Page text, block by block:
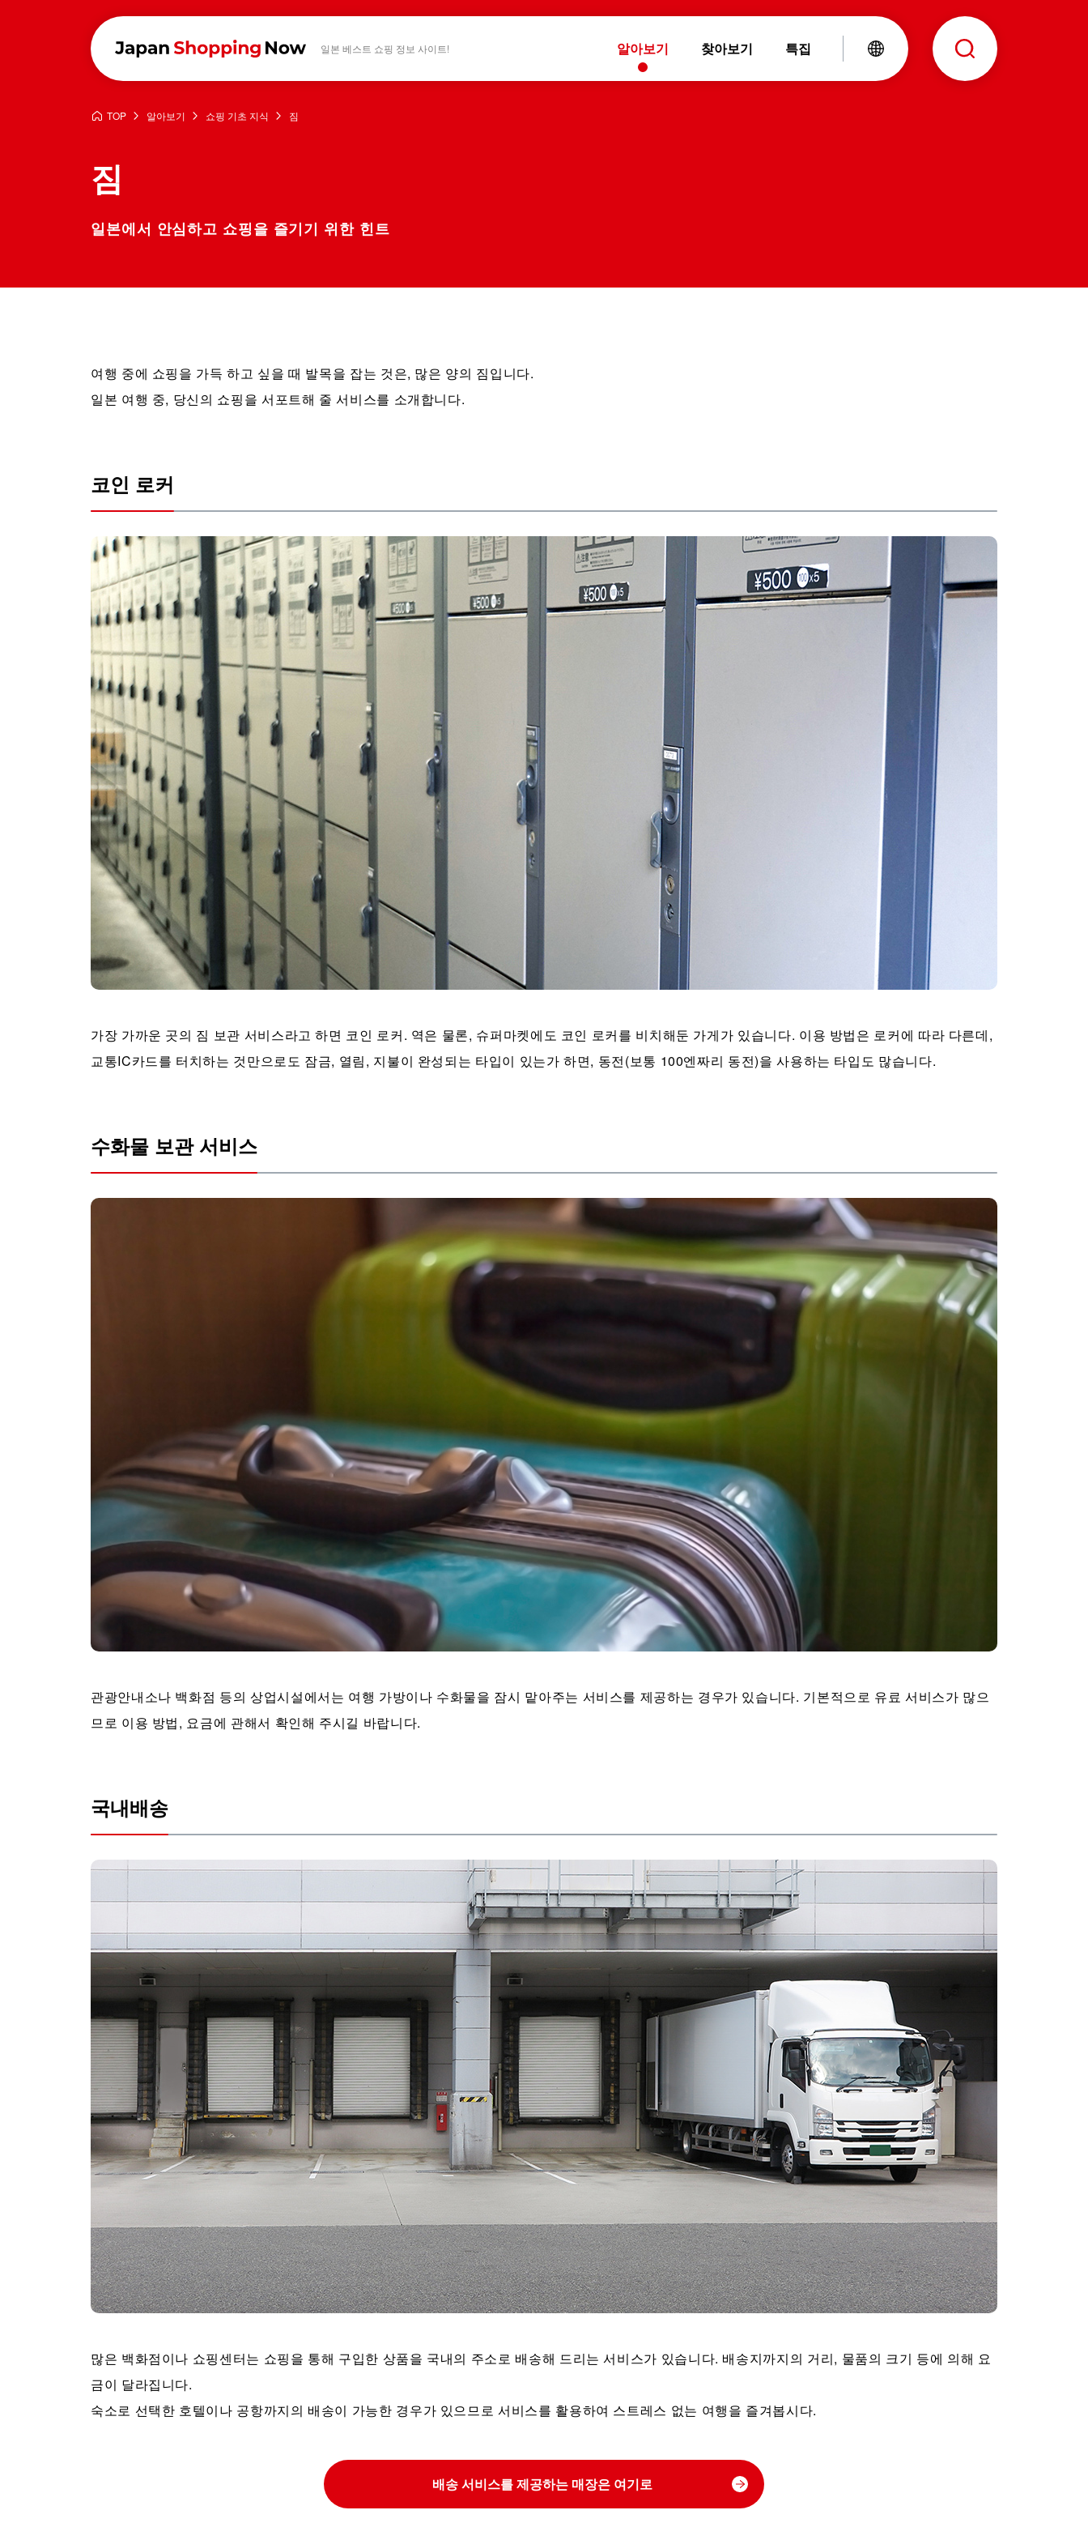
일본 베스트 쇼핑 정보 사이트! 알아보기 찾아보기 특집
TOP 알아보기 쇼핑 기초 지식 짐
짐
일본에서 안심하고 쇼핑을 즐기기 위한 힌트
여행 중에 쇼핑을 가득 하고 싶을 때 발목을 잡는 것은, 많은 양의 짐입니다.
일본 여행 중, 당신의 쇼핑을 서포트해 줄 서비스를 소개합니다.
코인 로커
가장 가까운 곳의 짐 보관 서비스라고 하면 코인 로커. 역은 물론, 슈퍼마켓에도 코인 로커를 비치해둔 가게가 있습니다. 이용 방법은 로커에 따라 다른데,
교통IC카드를 터치하는 것만으로도 잠금, 열림, 지불이 완성되는 타입이 있는가 하면, 동전(보통 100엔짜리 동전)을 사용하는 타입도 많습니다.
수화물 보관 서비스
관광안내소나 백화점 등의 상업시설에서는 여행 가방이나 수화물을 잠시 맡아주는 서비스를 제공하는 경우가 있습니다. 기본적으로 유료 서비스가 많으
므로 이용 방법, 요금에 관해서 확인해 주시길 바랍니다.
국내배송
많은 백화점이나 쇼핑센터는 쇼핑을 통해 구입한 상품을 국내의 주소로 배송해 드리는 서비스가 있습니다. 배송지까지의 거리, 물품의 크기 등에 의해 요
금이 달라집니다.
숙소로 선택한 호텔이나 공항까지의 배송이 가능한 경우가 있으므로 서비스를 활용하여 스트레스 없는 여행을 즐겨봅시다.
배송 서비스를 제공하는 매장은 여기로